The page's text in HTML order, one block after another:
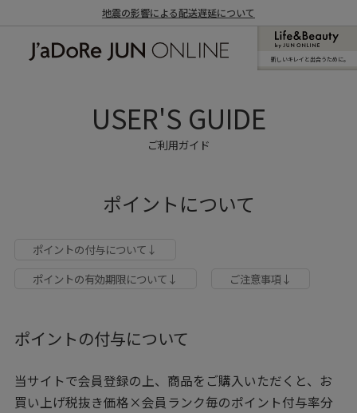
地震の影響による配送遅延について
新しいキレイと出合うために。
USER'S GUIDE
ご利用ガイド
ポイントについて
ポイントの付与について↓
ポイントの有効期限について↓
ご注意事項↓
ポイントの付与について
当サイトで会員登録の上、商品をご購入いただくと、お
買い上げ税抜き価格×会員ランク毎のポイント付与率分